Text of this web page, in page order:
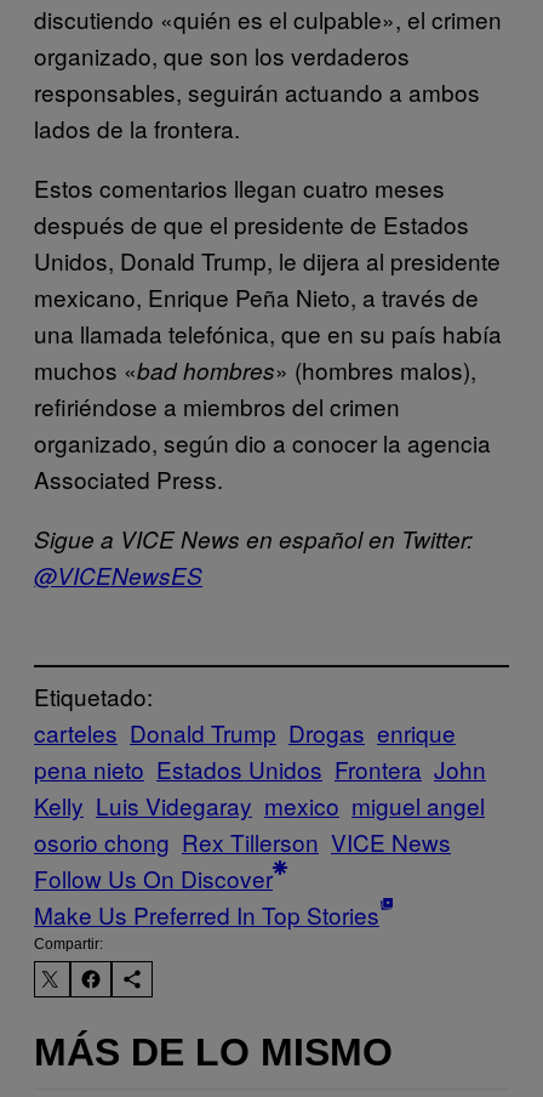
discutiendo «quién es el culpable», el crimen
organizado, que son los verdaderos
responsables, seguirán actuando a ambos
lados de la frontera.
Estos comentarios llegan cuatro meses
después de que el presidente de Estados
Unidos, Donald Trump, le dijera al presidente
mexicano, Enrique Peña Nieto, a través de
una llamada telefónica, que en su país había
muchos «bad hombres» (hombres malos),
refiriéndose a miembros del crimen
organizado, según dio a conocer la agencia
Associated Press.
Sigue a VICE News en español en Twitter:
@VICENewsES
Etiquetado:
carteles Donald Trump Drogas enrique
pena nieto Estados Unidos Frontera John
Kelly Luis Videgaray mexico miguel angel
osorio chong Rex Tillerson VICE News
Follow Us On Discover
Make Us Preferred In Top Stories
Compartir:
MÁS DE LO MISMO